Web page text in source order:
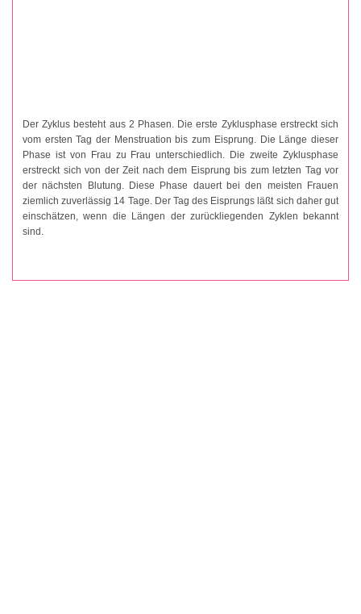
Der Zyklus besteht aus 2 Phasen. Die erste Zyklusphase erstreckt sich
vom ersten Tag der Menstruation bis zum Eisprung. Die Länge dieser
Phase ist von Frau zu Frau unterschiedlich. Die zweite Zyklusphase
erstreckt sich von der Zeit nach dem Eisprung bis zum letzten Tag vor
der nächsten Blutung. Diese Phase dauert bei den meisten Frauen
ziemlich zuverlässig 14 Tage. Der Tag des Eisprungs läßt sich daher gut
einschätzen, wenn die Längen der zurückliegenden Zyklen bekannt
sind.